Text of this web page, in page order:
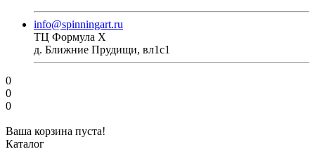
info@spinningart.ru
ТЦ Формула X
д. Ближние Прудищи, вл1с1
0
0
0
Ваша корзина пуста!
Каталог